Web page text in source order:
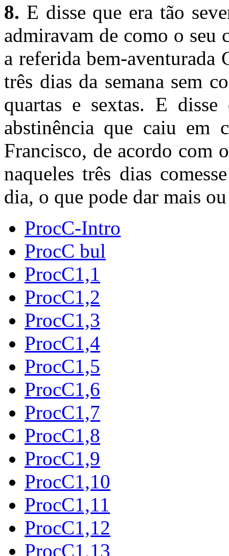
8. E disse que era tão
admiravam de como o
a referida bem-
três dias da semana sem
quartas e sextas. E
abstinência que caiu em
Francisco, de acordo com
naqueles três dias
dia, o que pode dar mais
ProcC-Intro
ProcC bul
ProcC1,1
ProcC1,2
ProcC1,3
ProcC1,4
ProcC1,5
ProcC1,6
ProcC1,7
ProcC1,8
ProcC1,9
ProcC1,10
ProcC1,11
ProcC1,12
ProcC1,13